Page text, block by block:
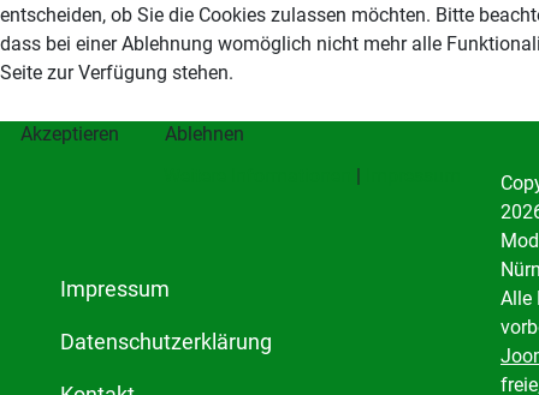
Impressum
Datenschutzerklärung
Alle
entscheiden, ob Sie die Cookies zulassen möchten. Bitte
dass bei einer Ablehnung womöglich nicht mehr alle
Seite zur Verfügung stehen.
Akzeptieren
Ablehnen
|